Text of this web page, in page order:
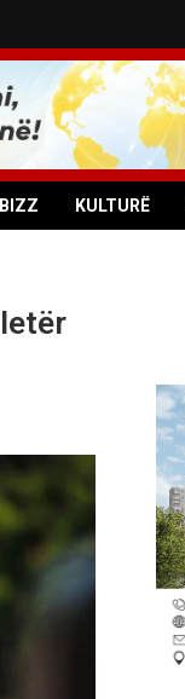
KULTURË